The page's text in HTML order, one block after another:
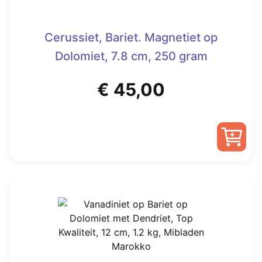
Cerussiet, Bariet. Magnetiet op
Dolomiet, 7.8 cm, 250 gram
€ 45,00